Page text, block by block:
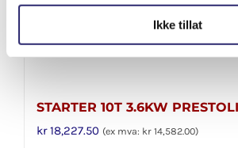
Ikke tillat
STARTER 10T 3.6KW
kr18,227.50 (ex mva: kr 14,582.00)